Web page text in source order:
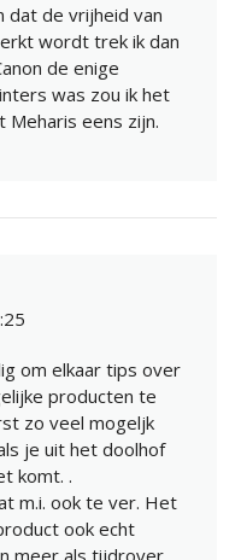
dat de vrijheid van
wordt trek ik dan
de enige
was zou ik het
eens zijn.
om elkaar tips over
producten te
zo veel mogeljk
je uit het doolhof
komt. .
m.i. ook te ver. Het
ook echt